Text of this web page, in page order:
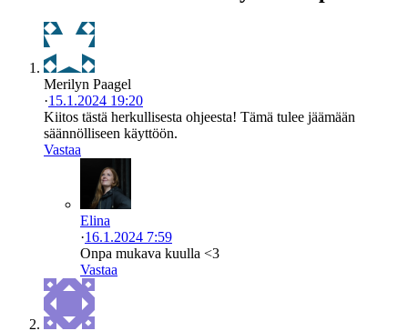
Merilyn Paagel
·15.1.2024 19:20
Kiitos tästä herkullisesta ohjeesta! Tämä tulee jäämään
säännölliseen käyttöön.
Vastaa
Elina
·16.1.2024 7:59
Onpa mukava kuulla <3
Vastaa